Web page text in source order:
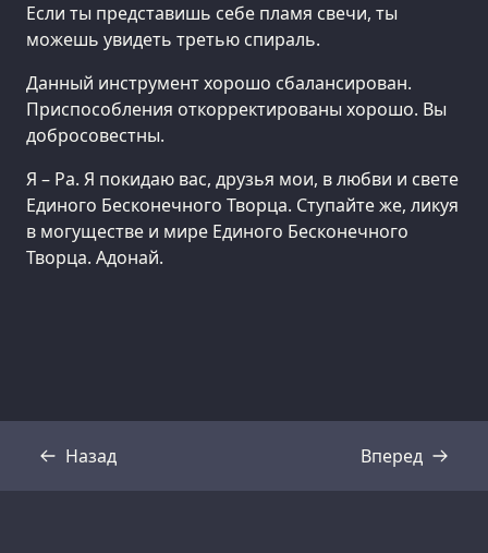
Если ты представишь себе пламя свечи, ты
можешь увидеть третью спираль.
Данный инструмент хорошо сбалансирован.
Приспособления откорректированы хорошо. Вы
добросовестны.
Я – Ра. Я покидаю вас, друзья мои, в любви и свете
Единого Бесконечного Творца. Ступайте же, ликуя
в могуществе и мире Единого Бесконечного
Творца. Адонай.
Назад
Стенограмма Вперед
Стенограмма